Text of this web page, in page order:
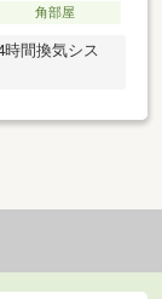
角部屋
間換気シス